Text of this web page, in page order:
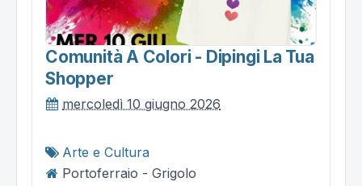
Comunità A Colori - Dipingi La Tua
Shopper
mercoledì 10 giugno 2026
Arte e Cultura
Portoferraio - Grigolo